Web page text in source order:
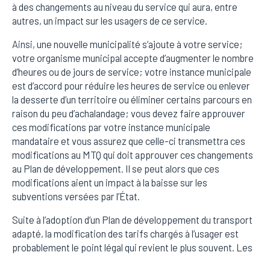
à des changements au niveau du service qui aura, entre
autres, un impact sur les usagers de ce service.
Ainsi, une nouvelle municipalité s’ajoute à votre service;
votre organisme municipal accepte d’augmenter le nombre
d’heures ou de jours de service; votre instance municipale
est d’accord pour réduire les heures de service ou enlever
la desserte d’un territoire ou éliminer certains parcours en
raison du peu d’achalandage; vous devez faire approuver
ces modifications par votre instance municipale
mandataire et vous assurez que celle-ci transmettra ces
modifications au MTQ qui doit approuver ces changements
au Plan de développement. Il se peut alors que ces
modifications aient un impact à la baisse sur les
subventions versées par l’État.
Suite à l’adoption d’un Plan de développement du transport
adapté, la modification des tarifs chargés à l’usager est
probablement le point légal qui revient le plus souvent. Les